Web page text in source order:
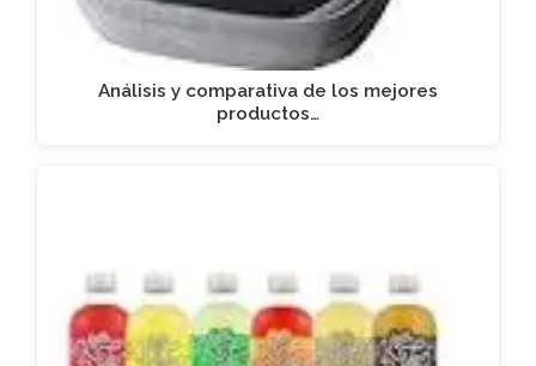
Análisis y comparativa de los mejores
productos…